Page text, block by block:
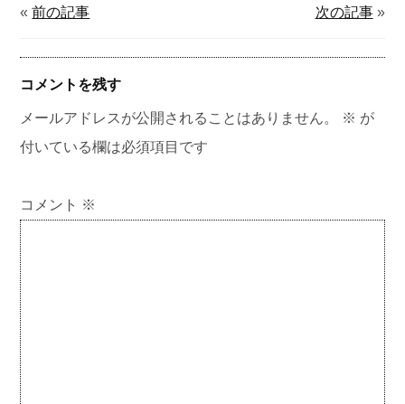
«前の記事 次の記事»
コメントを残す
メールアドレスが公開されることはありません。 ※ が
付いている欄は必須項目です
コメント ※